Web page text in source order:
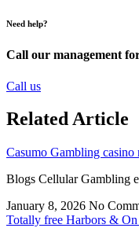
Need help?
Call our management
Call us
Related Article
Casumo Gambling
Blogs Cellular Gambling
January 8, 2026 No
Totally free Harbors & On